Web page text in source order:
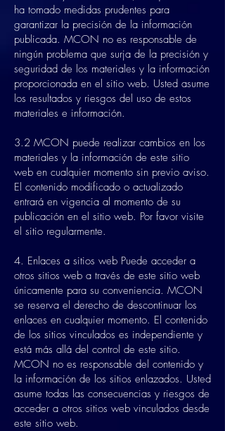
ha tomado medidas prudentes para
garantizar la precisión de la información
publicada. MCON no es responsable de
ningún problema que surja de la precisión y
seguridad de los materiales y la información
proporcionada en el sitio web. Usted asume
los resultados y riesgos del uso de estos
materiales e información.
3.2 MCON puede realizar cambios en los
materiales y la información de este sitio
web en cualquier momento sin previo aviso.
El contenido modificado o actualizado
entrará en vigencia al momento de su
publicación en el sitio web. Por favor visite
el sitio regularmente.
4. Enlaces a sitios web Puede acceder a
otros sitios web a través de este sitio web
únicamente para su conveniencia. MCON
se reserva el derecho de descontinuar los
enlaces en cualquier momento. El contenido
de los sitios vinculados es independiente y
está más allá del control de este sitio.
MCON no es responsable del contenido y
la información de los sitios enlazados. Usted
asume todas las consecuencias y riesgos de
acceder a otros sitios web vinculados desde
este sitio web.